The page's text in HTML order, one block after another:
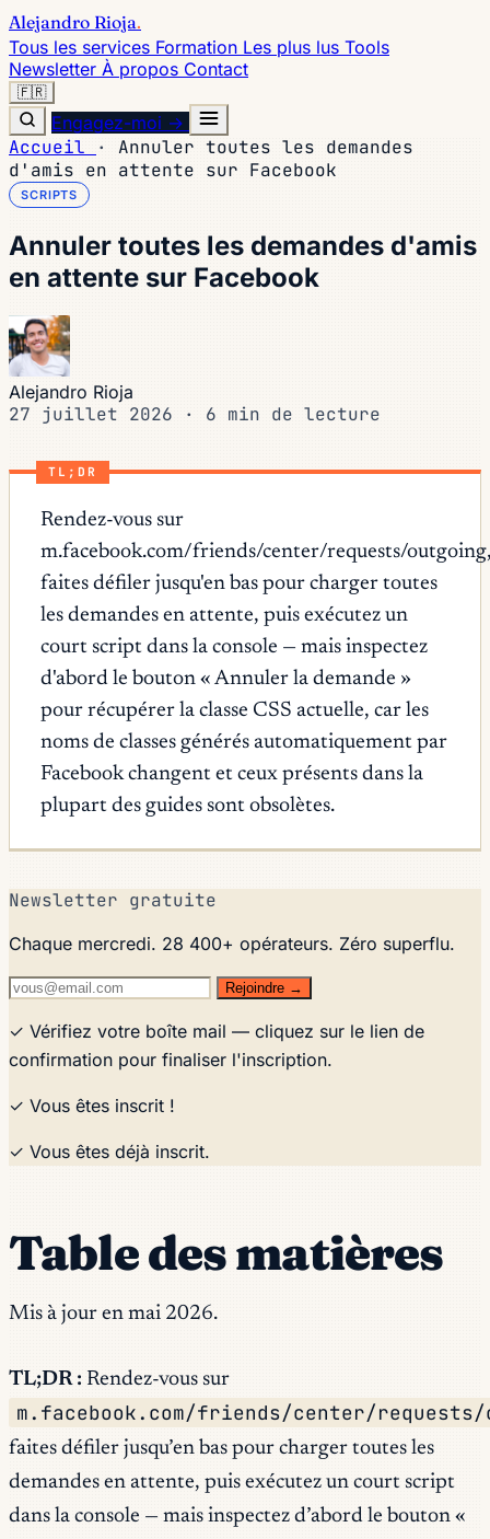
Alejandro Rioja.
Tous les services Formation Les plus lus Tools
Newsletter À propos Contact
🇫🇷
Engagez-moi →
Accueil ·
Annuler toutes les demandes
d'amis en attente sur Facebook
SCRIPTS
Annuler toutes les demandes d'amis
en attente sur Facebook
Alejandro Rioja
27 juillet 2026 · 6 min de lecture
TL;DR
Rendez-vous sur
m.facebook.com/friends/center/requests/
faites défiler jusqu'en bas pour charger toutes
les demandes en attente, puis exécutez un
court script dans la console — mais inspectez
d'abord le bouton « Annuler la demande »
pour récupérer la classe CSS actuelle, car les
noms de classes générés automatiquement par
Facebook changent et ceux présents dans la
plupart des guides sont obsolètes.
Newsletter gratuite
Chaque mercredi. 28 400+ opérateurs. Zéro superflu.
Rejoindre →
✓ Vérifiez votre boîte mail — cliquez sur le lien de
confirmation pour finaliser l'inscription.
✓ Vous êtes inscrit !
✓ Vous êtes déjà inscrit.
Table des matières
Mis à jour en mai 2026.
TL;DR : Rendez-vous sur
m.facebook.com/friends/center/requests/
faites défiler jusqu’en bas pour charger toutes les
demandes en attente, puis exécutez un court script
dans la console — mais inspectez d’abord le bouton «